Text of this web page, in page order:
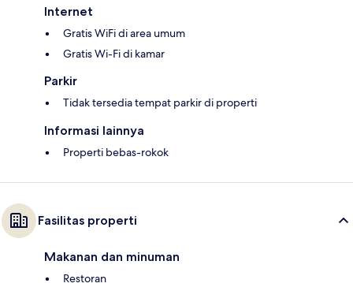
Internet
Gratis WiFi di area umum
Gratis Wi-Fi di kamar
Parkir
Tidak tersedia tempat parkir di properti
Informasi lainnya
Properti bebas-rokok
Fasilitas properti
Makanan dan minuman
Restoran